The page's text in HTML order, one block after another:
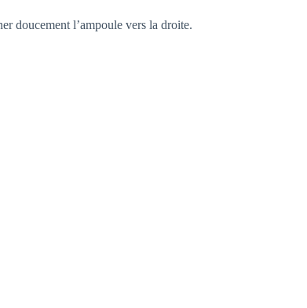
doucement l’ampoule vers la droite.